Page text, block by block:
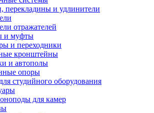
перекладины и удлинители
отражателей
и муфты
и переходники
кронштейны
и автополы
опоры
студийного оборудования
для камер